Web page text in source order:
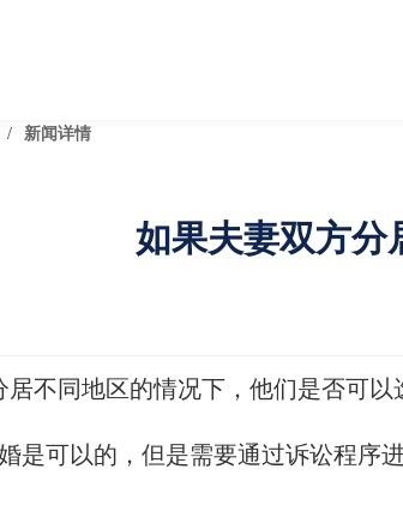
/ 新闻详情
如果夫妻双方分
居不同地区的情况下，他们是否可以
是可以的，但是需要通过诉讼程序